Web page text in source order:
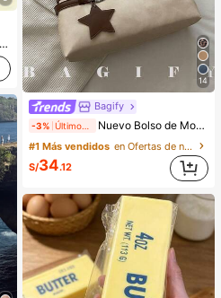
14
Bagify
-3% Nuevo Bolso de Moda con Decoración de Cinturón & Bolso de Hombro, Adecuado para Fiestas, Reuniones, Salidas, Vacaciones, Compras y Uso Diario, Puede Almacenar Monedas, Teléfonos, También Adecuado como Bolso de Trabajo para Trabajadores de Cuello Blanco, Estudiantes Universitarios y Trabajadores de Oficina, Bolso Elegante para Mujeres
#1 Más vendidos
en Ofertas de nueva llegada Bolsos De Hombro De Mu
S/34.12